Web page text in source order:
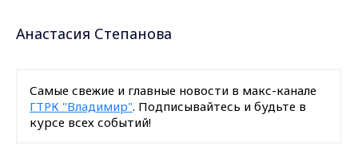
Анастасия Степанова
Самые свежие и главные новости в макс-канале
ГТРК "Владимир". Подписывайтесь и будьте в
курсе всех событий!